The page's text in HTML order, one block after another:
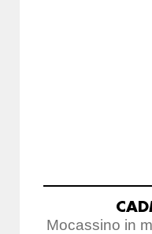
Mocassino in